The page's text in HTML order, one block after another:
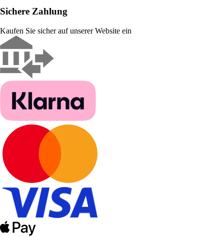
Sichere Zahlung
Kaufen Sie sicher auf unserer Website ein